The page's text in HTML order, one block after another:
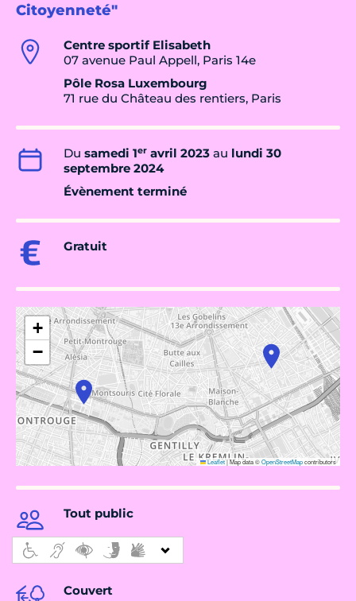
Citoyenneté"
Centre sportif Elisabeth
07 avenue Paul Appell, Paris 14e
Pôle Rosa Luxembourg
71 rue du Château des rentiers, Paris
Du samedi 1er avril 2023 au lundi 30
septembre 2024
Évènement terminé
Gratuit
+
−
Leaflet|Map data ©OpenStreetMapcontributors
Tout public
Couvert